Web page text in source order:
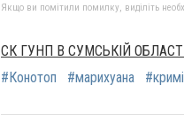
Якщо ви помітили помилку, виділіть
СК ГУНП В СУМСЬКІЙ
#Конотоп
#марихуана